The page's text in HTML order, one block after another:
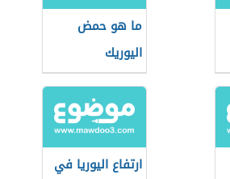
ما هو حمض
اليوريك
ارتفاع اليوريا في